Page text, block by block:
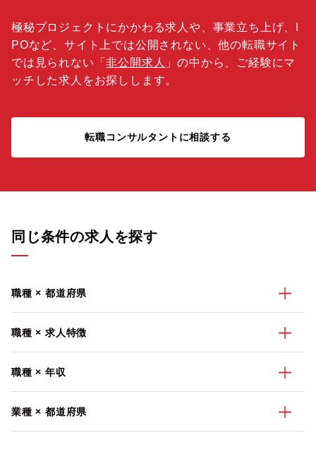
極秘プロジェクトにかかわる求人や、事業立ち上げ、I
POなど、サイト上では公開されない、他の転職サイト
では見られない「非公開求人 」の中から、ご経験にマ
ッチした求人をお探しします。
転職コンサルタントに相談する
同じ条件の求人を探す
職種 × 都道府県
職種 × 求人特徴
職種 × 年収
業種 × 都道府県